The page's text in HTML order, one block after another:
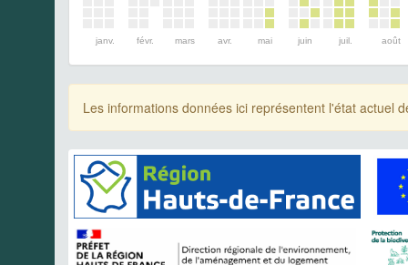
janv. févr. mars avr. mai juin juil. août
Les informations données ici représentent l'état actuel